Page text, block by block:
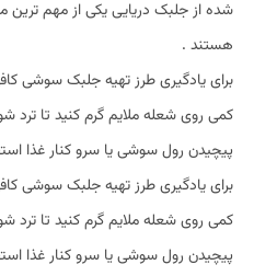
شده از جلبک دریایی یکی از مهم‌ ترین
هستند .
برای یادگیری طرز تهیه جلبک سوشی
کمی روی شعله ملایم گرم کنید تا ترد
پیچیدن رول سوشی یا سرو کنار غذا
برای یادگیری طرز تهیه جلبک سوشی
کمی روی شعله ملایم گرم کنید تا ترد
پیچیدن رول سوشی یا سرو کنار غذا